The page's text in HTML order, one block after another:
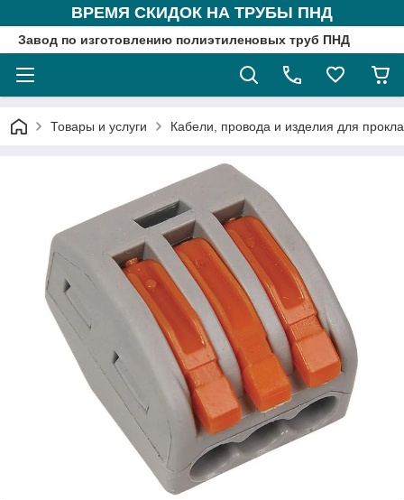
ВРЕМЯ СКИДОК НА ТРУБЫ ПНД
Завод по изготовлению полиэтиленовых труб ПНД
Товары и услуги Кабели, провода и изделия для